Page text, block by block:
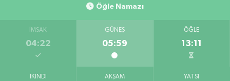
Öğle Namazı
İMSAK
04:22
GÜNEŞ
05:59
ÖĞLE
13:11
İKINDI AKŞAM YATSI